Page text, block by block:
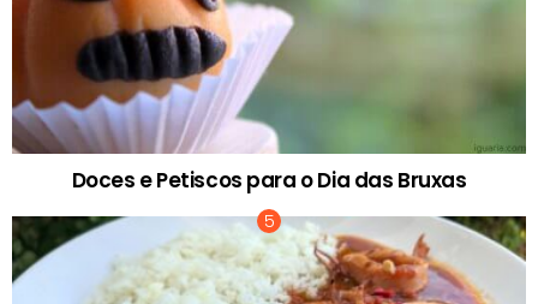
Doces e Petiscos para o Dia das Bruxas